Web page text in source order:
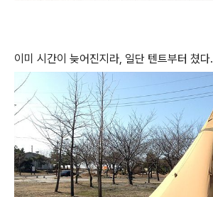
이미 시간이 늦어진지라, 일단 텐트부터 쳤다.